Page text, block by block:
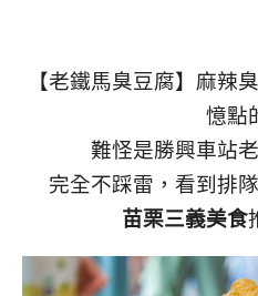
【老鐵馬臭豆腐】麻辣
憶點
難怪是勝興車站
完全不踩雷，看到排
苗栗三義美食